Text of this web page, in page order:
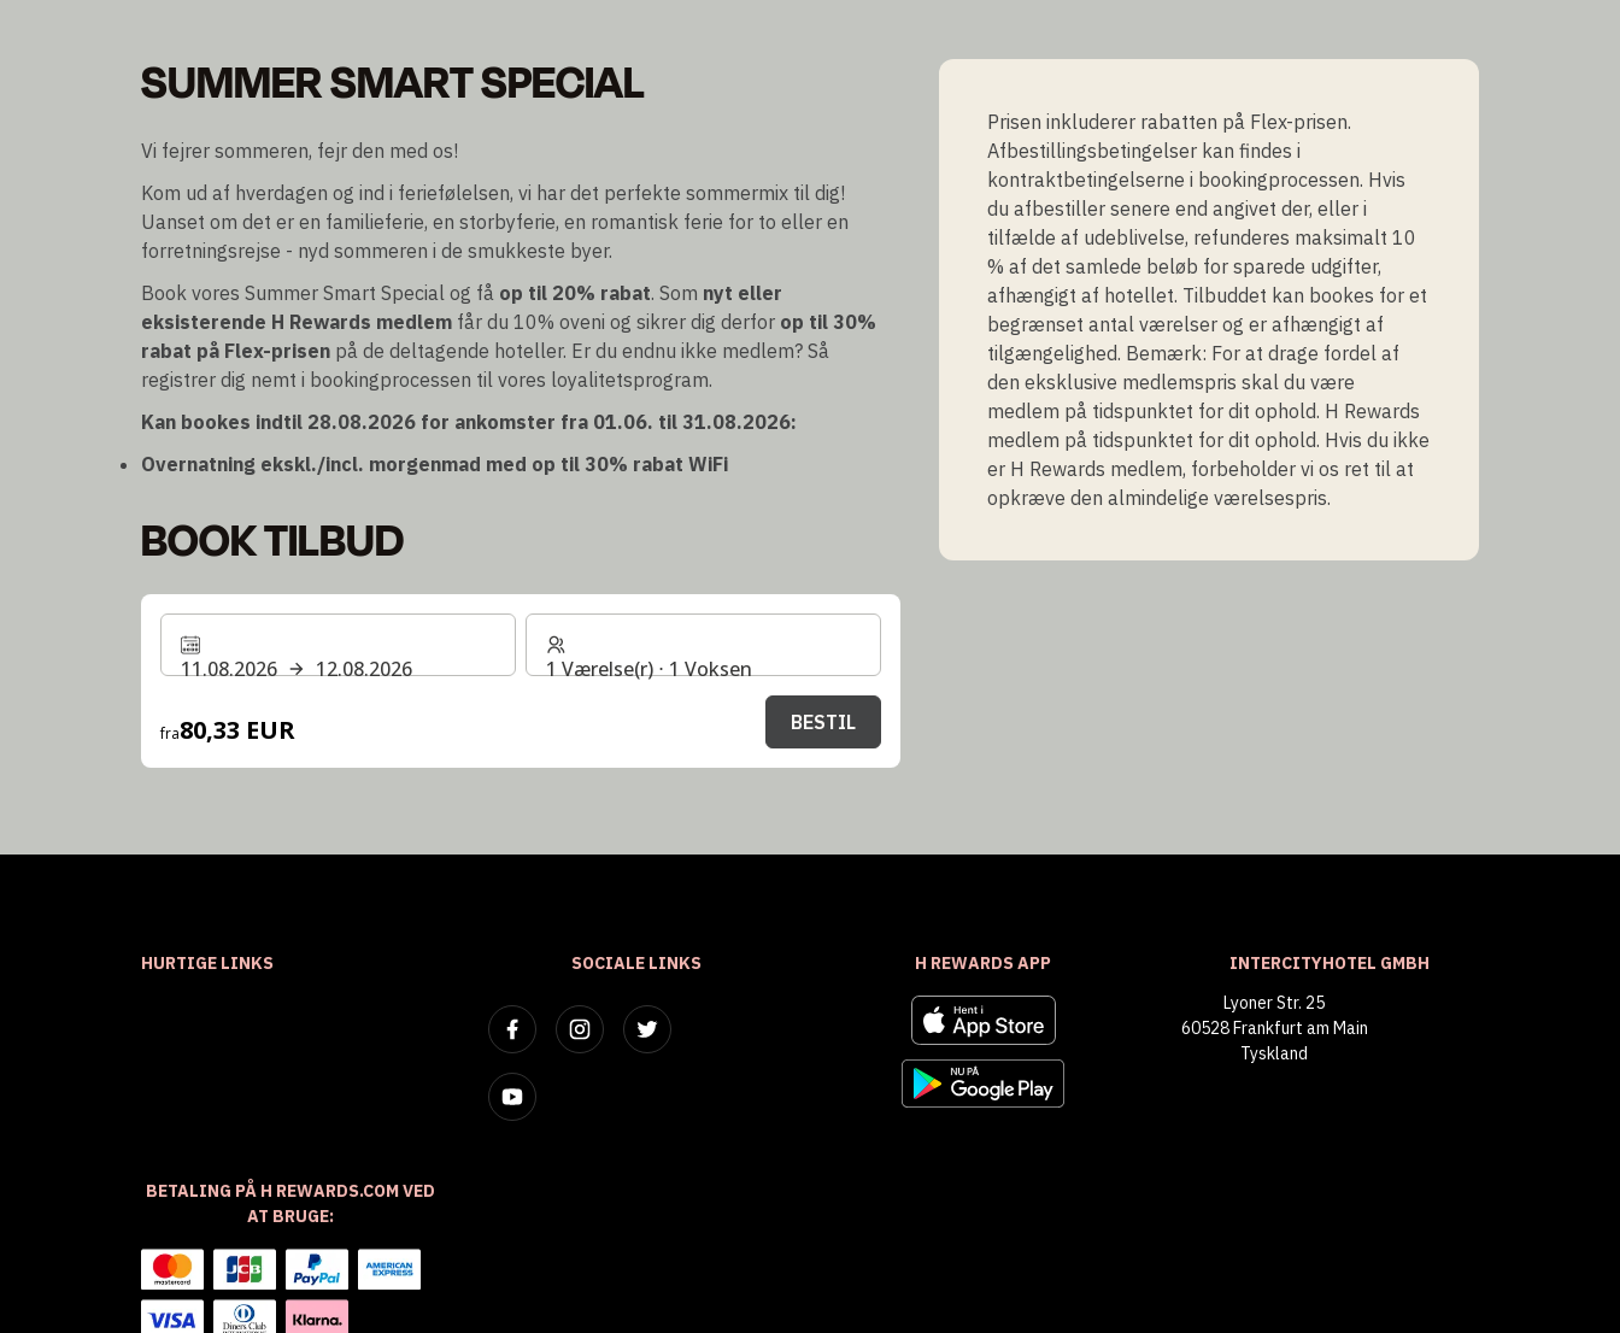
Bliv medlem og spar op til 30% rabat
SUMMER SMART SPECIAL
Vi fejrer sommeren, fejr den med os!
Kom ud af hverdagen og ind i feriefølelsen, vi har det perfekte sommermix til dig!
Uanset om det er en familieferie, en storbyferie, en romantisk ferie for to eller en
forretningsrejse - nyd sommeren i de smukkeste byer.
Book vores Summer Smart Special og få op til 20% rabat. Som nyt eller
eksisterende H Rewards medlem får du 10% oveni og sikrer dig derfor op til 30%
rabat på Flex-prisen på de deltagende hoteller. Er du endnu ikke medlem? Så
registrer dig nemt i bookingprocessen til vores loyalitetsprogram.
Kan bookes indtil 28.08.2026 for ankomster fra 01.06. til 31.08.2026:
Overnatning ekskl./incl. morgenmad med op til 30% rabat WiFi
BOOK TILBUD
11.08.2026 12.08.2026
fra80,33 EUR
1 Værelse(r) ⋅ 1 Voksen
BESTIL
Prisen inkluderer rabatten på Flex-prisen.
Afbestillingsbetingelser kan findes i
kontraktbetingelserne i bookingprocessen. Hvis
du afbestiller senere end angivet der, eller i
tilfælde af udeblivelse, refunderes maksimalt 10
% af det samlede beløb for sparede udgifter,
afhængigt af hotellet. Tilbuddet kan bookes for et
begrænset antal værelser og er afhængigt af
tilgængelighed. Bemærk: For at drage fordel af
den eksklusive medlemspris skal du være
medlem på tidspunktet for dit ophold. H Rewards
medlem på tidspunktet for dit ophold. Hvis du ikke
er H Rewards medlem, forbeholder vi os ret til at
opkræve den almindelige værelsespris.
HURTIGE LINKS SOCIALE LINKS H REWARDS APP
INTERCITYHOTEL GMBH
Lyoner Str. 25
60528 Frankfurt am Main
Tyskland
BETALING PÅ H REWARDS.COM VED
AT BRUGE: